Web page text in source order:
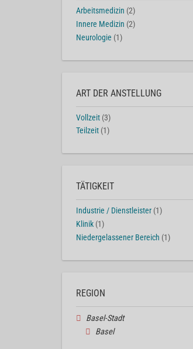
Arbeitsmedizin (2)
Innere Medizin (2)
Neurologie (1)
ART DER ANSTELLUNG
Vollzeit (3)
Teilzeit (1)
TÄTIGKEIT
Industrie / Dienstleister (1)
Klinik (1)
Niedergelassener Bereich (1)
REGION
Basel-Stadt
Basel